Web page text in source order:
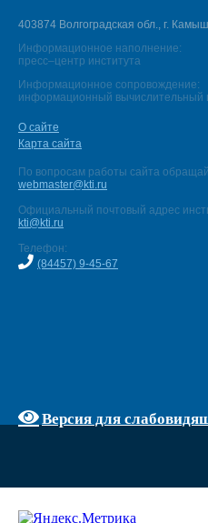
403874 Волгоградская обл., г.
Информационное наполнение:
пресс–центр института
Информационное сопровождение:
информационный вычислительный
О сайте
Карта сайта
По вопросам работы сайта
webmaster@kti.ru
Официальный почтовый адрес
kti@kti.ru
Телефон:
(84457) 9-45-67
Версия для